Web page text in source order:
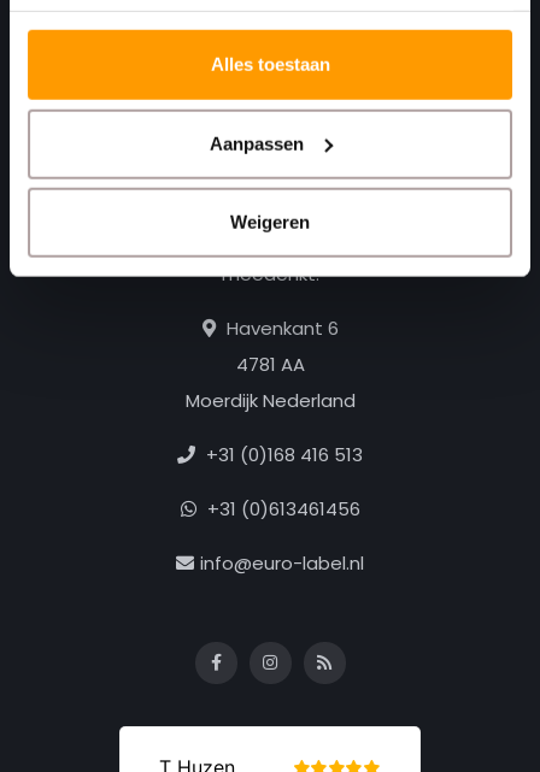
Alles toestaan
Aanpassen
Weigeren
Print. Plak. Klaar. Met een partner die met je
meedenkt.
Havenkant 6
4781 AA
Moerdijk Nederland
+31 (0)168 416 513
+31 (0)613461456
info@euro-label.nl